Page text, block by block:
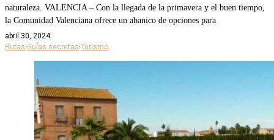
naturaleza. VALENCIA – Con la llegada de la primavera y el buen tiempo,
la Comunidad Valenciana ofrece un abanico de opciones para
abril 30, 2024
Rutas·Guías secretas·Turismo